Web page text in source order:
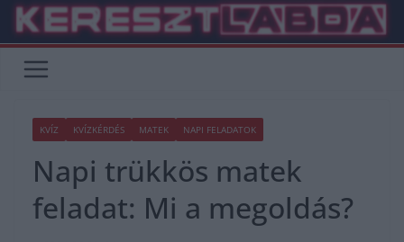
Skip
content
KVÍZ KVÍZKÉRDÉS MATEK NAPI FELADATOK
Napi trükkös matek
feladat: Mi a megoldás?